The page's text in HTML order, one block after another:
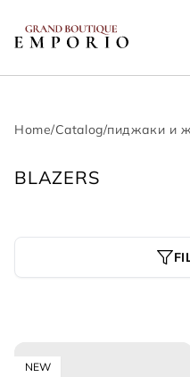
Home/Catalog/пиджаки и
BLAZERS
NEW